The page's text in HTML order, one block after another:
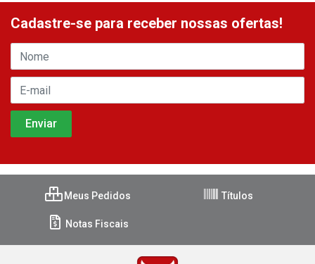
Cadastre-se para receber nossas ofertas!
Meus Pedidos Títulos
Notas Fiscais